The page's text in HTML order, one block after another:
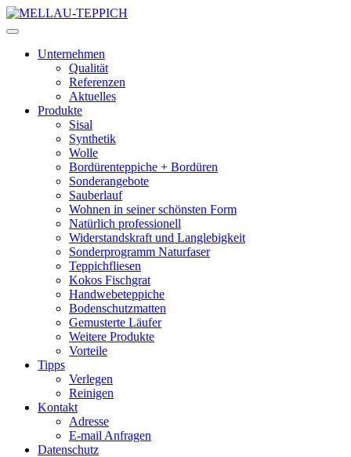
Unternehmen
Qualität
Referenzen
Aktuelles
Produkte
Sisal
Synthetik
Wolle
Bordürenteppiche + Bordüren
Sonderangebote
Sauberlauf
Wohnen in seiner schönsten Form
Natürlich professionell
Widerstandskraft und Langlebigkeit
Sonderprogramm Naturfaser
Teppichfliesen
Kokos Fischgrat
Handwebeteppiche
Bodenschutzmatten
Gemusterte Läufer
Weitere Produkte
Vorteile
Tipps
Verlegen
Reinigen
Kontakt
Adresse
E-mail Anfragen
Datenschutz